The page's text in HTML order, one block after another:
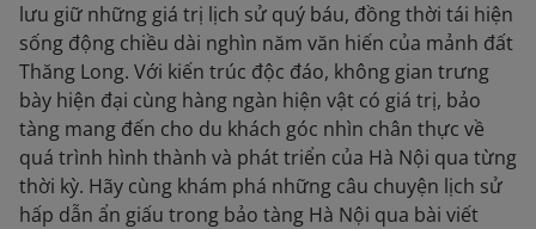
lưu giữ những giá trị lịch sử quý báu, đồng thời tái hiện
sống động chiều dài nghìn năm văn hiến của mảnh đất
Thăng Long. Với kiến trúc độc đáo, không gian trưng
bày hiện đại cùng hàng ngàn hiện vật có giá trị, bảo
tàng mang đến cho du khách góc nhìn chân thực về
quá trình hình thành và phát triển của Hà Nội qua từng
thời kỳ. Hãy cùng khám phá những câu chuyện lịch sử
hấp dẫn ẩn giấu trong bảo tàng Hà Nội qua bài viết